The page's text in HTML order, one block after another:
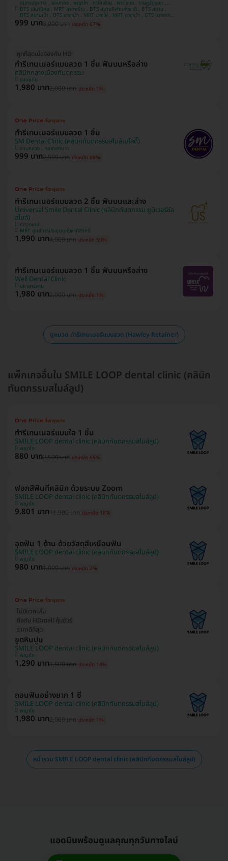
สมุทรปราการ , จอมทอง , พญาไท , ภาษีเจริญ , พระโขนง , ราษฎร์บูรณะ ,
หนองแขม , บางรัก , ราชเทวี , บริการถึงบ้าน , บางนา , คลองเตย , ตลิ่งชัน
BTS เสนานิคม , MRT ลาดพร้าว , BTS สนามกีฬาแห่งชาติ , BTS สยาม ,
BTS สนามเป้า , BTS บางหว้า , MRT บางไผ่ , MRT บางหว้า , BTS บางจาก ,
BTS พญาไท , BTS ปุณณวิถี , BTS อุดมสุข , BTS บางนา , BTS ศรีนครินทร์
, BTS สะพานควาย
999 บาท3,000 บาท ประหยัด 67%
ถูกที่สุดเมื่อจองกับ HD
ทำรีเทนเนอร์แบบลวด 1 ชิ้น ฟันบนหรือล่าง
คลินิกกลางเมืองทันตกรรม
ขอนแก่น
1,980 บาท2,000 บาท ประหยัด 1%
ทำรีเทนเนอร์แบบลวด 1 ชิ้น
SM Dental Clinic (คลินิกทันตกรรมสไมล์เมโลดี้)
สวนหลวง , คลองสามวา
999 บาท2,500 บาท ประหยัด 60%
ทำรีเทนเนอร์แบบลวด 2 ชิ้น ฟันบนและล่าง
Universal Smile Dental Clinic (คลินิกทันตกรรม ยูนิเวอร์ซัล
สไมล์)
คลองเตย
MRT ศูนย์การประชุมแห่งชาติสิริกิติ์
1,990 บาท4,000 บาท ประหยัด 50%
ทำรีเทนเนอร์แบบลวด 1 ชิ้น ฟันบนหรือล่าง
Well Dental Clinic
มหาสารคาม
1,980 บาท2,000 บาท ประหยัด 1%
ดูหมวด ทำรีเทนเนอร์แบบลวด (Hawley Retainer)
แพ็กเกจอื่นใน SMILE LOOP dental clinic (คลินิก
ทันตกรรมสไมล์ลูป)
ทำรีเทนเนอร์แบบใส 1 ชิ้น
SMILE LOOP dental clinic (คลินิกทันตกรรมสไมล์ลูป)
พญาไท
880 บาท2,500 บาท ประหยัด 65%
ฟอกสีฟันที่คลินิก ด้วยระบบ Zoom
SMILE LOOP dental clinic (คลินิกทันตกรรมสไมล์ลูป)
พญาไท
9,801 บาท11,900 บาท ประหยัด 18%
อุดฟัน 1 ด้าน ด้วยวัสดุสีเหมือนฟัน
SMILE LOOP dental clinic (คลินิกทันตกรรมสไมล์ลูป)
พญาไท
980 บาท1,000 บาท ประหยัด 2%
ไม่มีบวกเพิ่ม
ซื้อกับ HDmall คุ้มชัวร์
ราคาดีที่สุด
ขูดหินปูน
SMILE LOOP dental clinic (คลินิกทันตกรรมสไมล์ลูป)
พญาไท
1,290 บาท1,500 บาท ประหยัด 14%
ถอนฟันอย่างยาก 1 ซี่
SMILE LOOP dental clinic (คลินิกทันตกรรมสไมล์ลูป)
พญาไท
1,980 บาท2,000 บาท ประหยัด 1%
หน้ารวม SMILE LOOP dental clinic (คลินิกทันตกรรมสไมล์ลูป)
แอดมินพร้อมดูแลคุณทุกวันทางไลน์